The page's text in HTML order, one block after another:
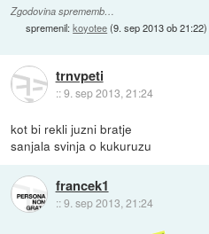
Zgodovina sprememb…
spremenil:koyotee(9. sep 2013 ob 21:22)
trnvpeti
::9. sep 2013, 21:24
kot bi rekli juzni bratje
sanjala svinja o kukuruzu
francek1
::9. sep 2013, 21:24